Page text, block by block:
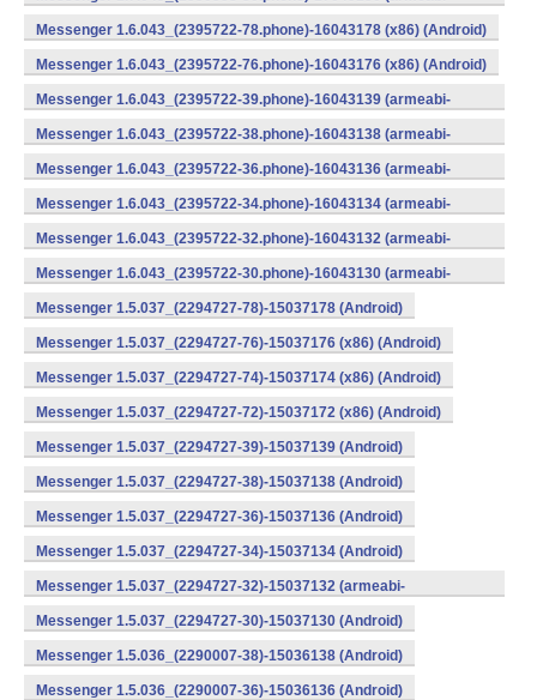
v7a) (Android)
Messenger 1.6.043_(2395722-78.phone)-16043178 (x86) (Android)
Messenger 1.6.043_(2395722-76.phone)-16043176 (x86) (Android)
Messenger 1.6.043_(2395722-39.phone)-16043139 (armeabi-
v7a) (Android)
Messenger 1.6.043_(2395722-38.phone)-16043138 (armeabi-
v7a) (Android)
Messenger 1.6.043_(2395722-36.phone)-16043136 (armeabi-
v7a) (Android)
Messenger 1.6.043_(2395722-34.phone)-16043134 (armeabi-
v7a) (Android)
Messenger 1.6.043_(2395722-32.phone)-16043132 (armeabi-
v7a) (Android)
Messenger 1.6.043_(2395722-30.phone)-16043130 (armeabi-
v7a) (Android)
Messenger 1.5.037_(2294727-78)-15037178 (Android)
Messenger 1.5.037_(2294727-76)-15037176 (x86) (Android)
Messenger 1.5.037_(2294727-74)-15037174 (x86) (Android)
Messenger 1.5.037_(2294727-72)-15037172 (x86) (Android)
Messenger 1.5.037_(2294727-39)-15037139 (Android)
Messenger 1.5.037_(2294727-38)-15037138 (Android)
Messenger 1.5.037_(2294727-36)-15037136 (Android)
Messenger 1.5.037_(2294727-34)-15037134 (Android)
Messenger 1.5.037_(2294727-32)-15037132 (armeabi-
v7a) (Android)
Messenger 1.5.037_(2294727-30)-15037130 (Android)
Messenger 1.5.036_(2290007-38)-15036138 (Android)
Messenger 1.5.036_(2290007-36)-15036136 (Android)